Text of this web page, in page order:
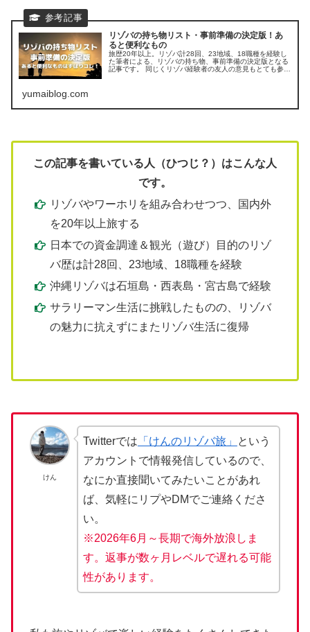
リゾバの持ち物リスト・事前準備の決定版！あ
ると便利なもの
旅歴20年以上。リゾバ計28回、23地域、18職種を経験し
た筆者による、リゾバの持ち物、事前準備の決定版となる
記事です。 同じくリゾバ経験者の友人の意見もとても参考
yumaiblog.com
この記事を書いている人（ひつじ？）はこんな人
です。
リゾバやワーホリを組み合わせつつ、国内外
を20年以上旅する
日本での資金調達＆観光（遊び）目的のリゾ
バ歴は計28回、23地域、18職種を経験
沖縄リゾバは石垣島・西表島・宮古島で経験
サラリーマン生活に挑戦したものの、リゾバ
の魅力に抗えずにまたリゾバ生活に復帰
けん
Twitterでは 「けんのリゾバ旅」
という
アカウントで情報発信しているので、
なにか直接聞いてみたいことがあれ
ば、気軽にリプやDMでご連絡くださ
い。
※2026年6月～長期で海外放浪しま
す。返事が数ヶ月レベルで遅れる可能
性があります。